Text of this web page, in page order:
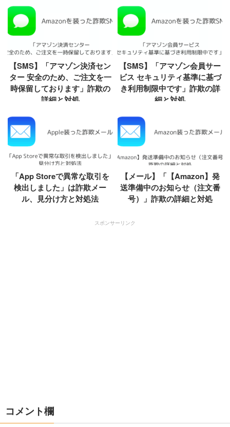
【SMS】「アマゾン決済セン
ター 安全のため、ご注文を一
時保留しております」詐欺の
詳細と対処
【SMS】「アマゾン会員サー
ビス セキュリティ基準に基づ
き利用制限中です」詐欺の詳
細と対処
「App Storeで異常な取引を
検出しました」は詐欺メー
ル、見分け方と対処法
【メール】「【Amazon】発
送準備中のお知らせ（注文番
号）」詐欺の詳細と対処
スポンサーリンク
コメント欄